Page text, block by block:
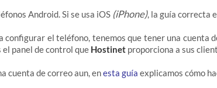
Android. Si se usa iOS (iPhone), la guía correcta
configurar el teléfono, tenemos que tener una cuenta
el panel de control que Hostinet proporciona a sus
cuenta de correo aun, enesta guía explicamos cómo